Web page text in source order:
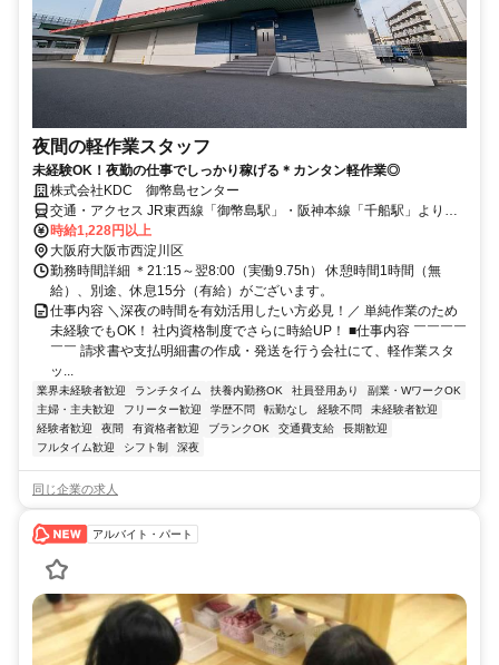
夜間の軽作業スタッフ
未経験OK！夜勤の仕事でしっかり稼げる＊カンタン軽作業◎
株式会社KDC 御幣島センター
交通・アクセス JR東西線「御幣島駅」・阪神本線「千船駅」より徒
歩9分
時給1,228円以上
大阪府大阪市西淀川区
勤務時間詳細 ＊21:15～翌8:00（実働9.75h） 休憩時間1時間（無
給）、別途、休息15分（有給）がございます。
仕事内容 ＼深夜の時間を有効活用したい方必見！／ 単純作業のため
未経験でもOK！ 社内資格制度でさらに時給UP！ ■仕事内容 ￣￣￣￣
￣￣ 請求書や支払明細書の作成・発送を行う会社にて、軽作業スタ
ッ...
業界未経験者歓迎 ランチタイム 扶養内勤務OK 社員登用あり
副業・WワークOK
主婦・主夫歓迎
フリーター歓迎 学歴不問 転勤なし 経験不問
未経験者歓迎
経験者歓迎
夜間 有資格者歓迎 ブランクOK 交通費支給
長期歓迎
フルタイム歓迎
シフト制 深夜
同じ企業の求人
アルバイト・パート